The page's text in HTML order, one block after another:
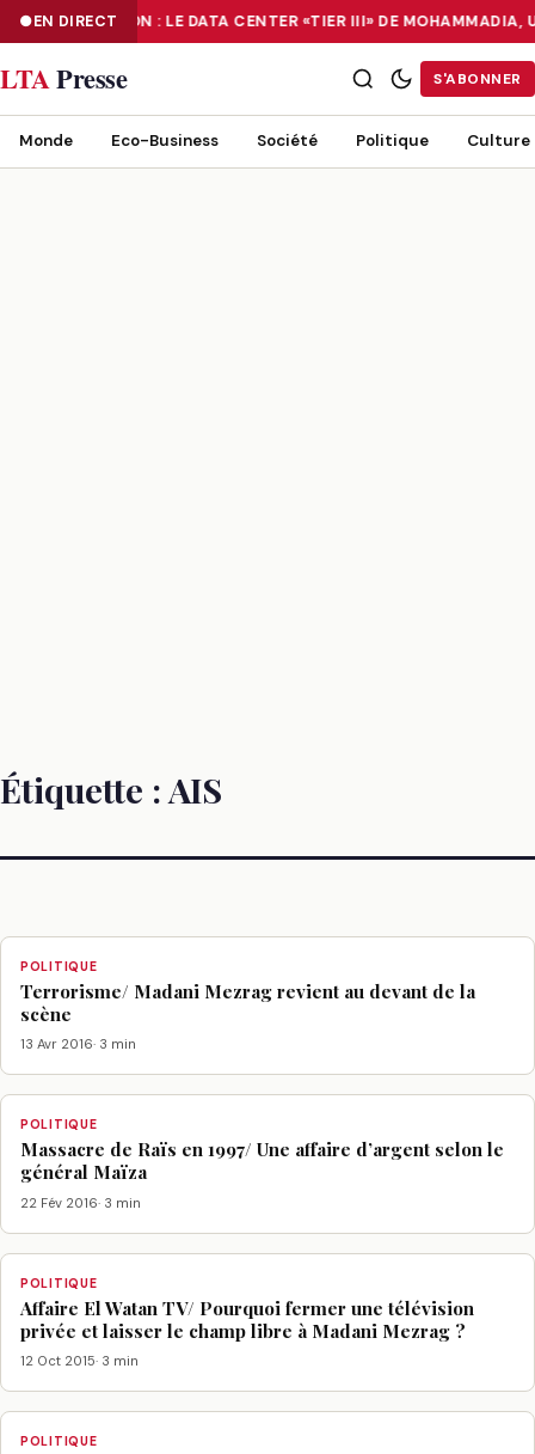
EN DIRECT
NUMÉRISATION : LE DATA CENTER «TIER III» DE MOHAMMADIA,
NUMÉRISATION : LE DATA CENTER «TIER III» DE MOHAMMADIA, UN
LTAPresse S'ABONNER
Monde Eco-Business Société Politique Culture
Étiquette : AIS
POLITIQUE
Terrorisme/ Madani Mezrag revient au devant de la
scène
13 Avr 2016· 3 min
POLITIQUE
Massacre de Raïs en 1997/ Une affaire d’argent selon le
général Maïza
22 Fév 2016· 3 min
POLITIQUE
Affaire El Watan TV/ Pourquoi fermer une télévision
privée et laisser le champ libre à Madani Mezrag ?
12 Oct 2015· 3 min
POLITIQUE